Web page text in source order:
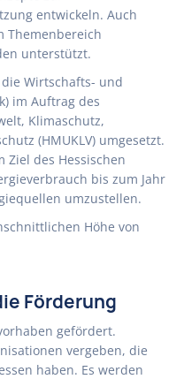
entwickeln. Auch
Themenbereich
unterstützt.
Wirtschafts- und
im Auftrag des
Klimaschutz,
(HMUKLV) umgesetzt.
Ziel des Hessischen
bis zum Jahr
umzustellen.
Höhe von
Förderung
gefördert.
vergeben, die
haben. Es werden